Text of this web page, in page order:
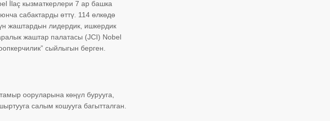
İlaç кызматкерлери 7 ар башка
сабактарды өттү. 114 өлкөдө
жаштардын лидердик, ишкердик
жаштар палатасы (JCI) Nobel
сыйлыгын берген.
ооруларына көңүл бурууга,
салым кошууга багытталган.